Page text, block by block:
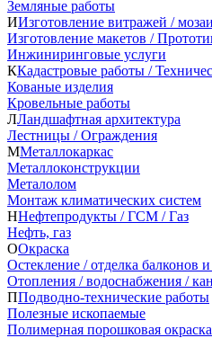
Земляные работы
ИИзготовление витражей /
Изготовление макетов /
Инжиниринговые услуги
ККадастровые работы /
Кованые изделия
Кровельные работы
ЛЛандшафтная архитектура
Лестницы / Ограждения
ММеталлокаркас
Металлоконструкции
Металолом
Монтаж климатических систем
ННефтепродукты / ГСМ / Газ
Нефть, газ
ООкраска
Остекление / отделка балконов
Отопления / водоснабжения /
ППодводно-технические работы
Полезные ископаемые
Полимерная порошковая окраска